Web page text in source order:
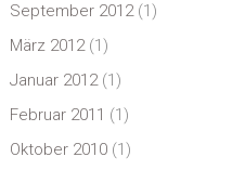
September 2012(1)
März 2012(1)
Januar 2012(1)
Februar 2011 (1)
Oktober 2010 (1)